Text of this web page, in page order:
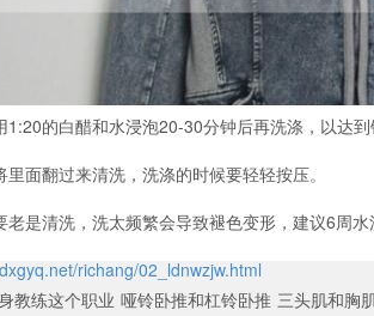
的白醋和水浸泡20-30分钟后再洗涤，以达到
面翻过来清洗，洗涤的时候要轻轻按压。
是清洗，洗太频繁会导致褪色变形，建议6周水
richang/02_ldnwzjw.html
教练这个职业 哑铃卧推和杠铃卧推 三头肌和胸